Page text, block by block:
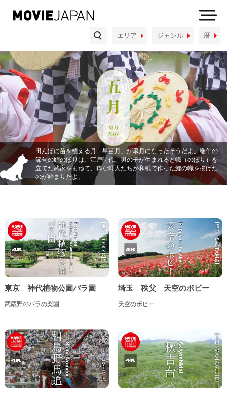
エリア ジャンル 暦
陶磁器・漆器
木工品・竹工品 金工品 和紙・文具
玩具・人形 小物・雑貨
暮し
体験 しごと あそび たべもの
埼玉県 千葉県
新潟県 富山県 石川県 福井県
山梨県 長野県 岐阜県 静岡県
愛知県
近畿地方
三重県 滋賀県 大阪府
中国地方
鳥取県 島根県 岡山県 広島県
山口県
四国地方
徳島県 香川県 愛媛県
九州・沖縄地方
田んぼに苗を植える月「早苗月」が皐月になったそうだよ。端午の
節句の鯉のぼりは、江戸時代、男の子が生まれると幟（のぼり）を
立てた武家をまねて、粋な町人たちが和紙で作った鯉の幟を揚げた
のが始まりだよ。
東京 神代植物公園バラ園
武蔵野のバラの楽園
埼玉 秩父 天空のポピー
天空のポピー